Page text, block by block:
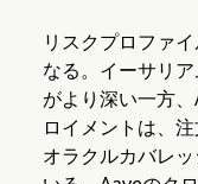
リスクプロファ
なる。イーサリ
がより深い一方
ロイメントは、
オラクルカバレ